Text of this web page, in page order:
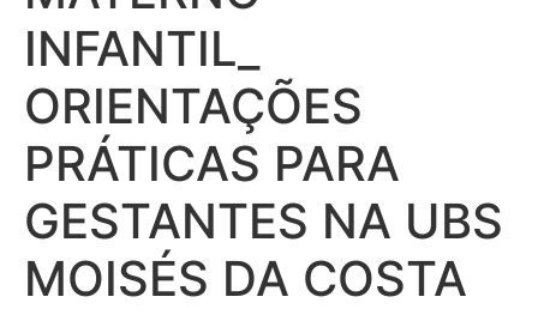
INFANTIL_
ORIENTAÇÕES
PRÁTICAS PARA
GESTANTES NA UBS
MOISÉS DA COSTA